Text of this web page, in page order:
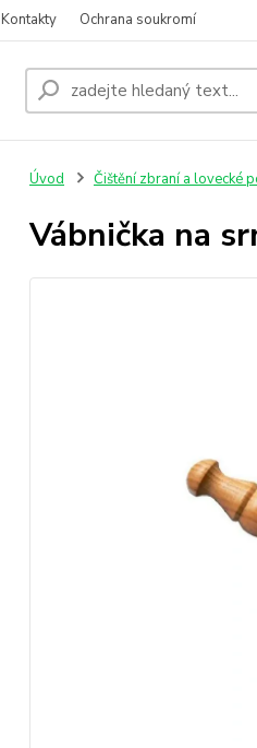
Kontakty Ochrana soukromí
Úvod Čištění zbraní a lovecké
Vábnička na